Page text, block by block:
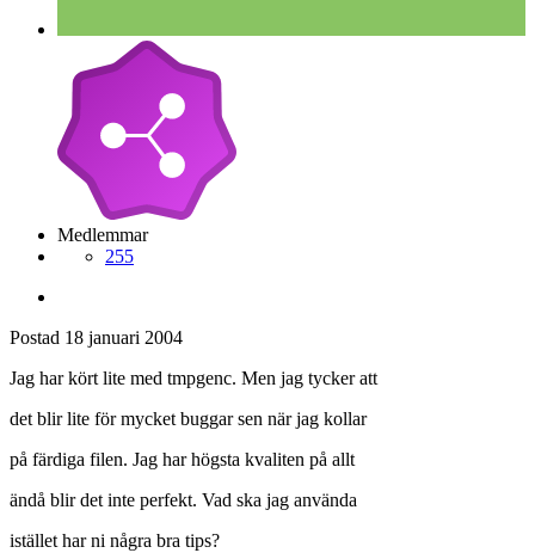
Medlemmar
255
Postad 18 januari 2004
Jag har kört lite med tmpgenc. Men jag tycker att
det blir lite för mycket buggar sen när jag kollar
på färdiga filen. Jag har högsta kvaliten på allt
ändå blir det inte perfekt. Vad ska jag använda
istället har ni några bra tips?